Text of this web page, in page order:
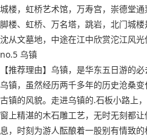
城楼，虹桥艺术馆，万寿宫，崇德堂
脚楼、虹桥、万名塔，跳岩，北门城
沈从文墓地，中途在江中欣赏沱江风光
no.5 乌镇
【推荐理由】乌镇，是华东五日游的
乌镇，虽然经历两千多年的历史沧桑
古镇的风貌。走进乌镇的.石板小路上
窗上精湛的木石雕工艺，无时无刻都
息，时刻为游人酝酿着一股别有情致的